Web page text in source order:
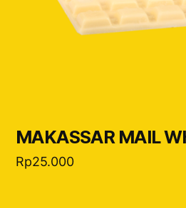
MAKASSAR MAIL
Rp25.000